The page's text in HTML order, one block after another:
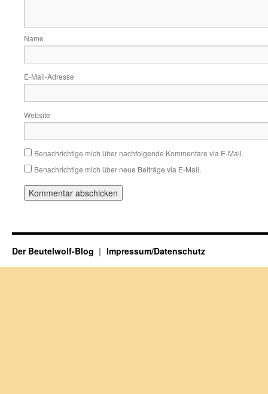
Name
E-Mail-Adresse
Website
Benachrichtige mich über nachfolgende Kommentare via E-Mail.
Benachrichtige mich über neue Beiträge via E-Mail.
Der Beutelwolf-Blog Impressum/Datenschutz